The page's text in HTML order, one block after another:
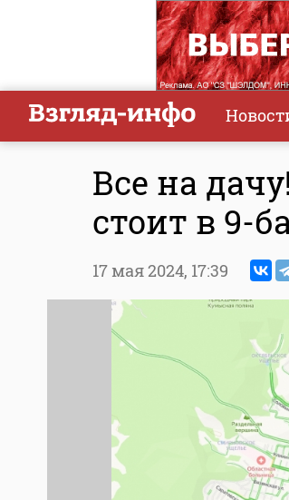
Все на
стоит в 9-
17 мая 2024, 17:39